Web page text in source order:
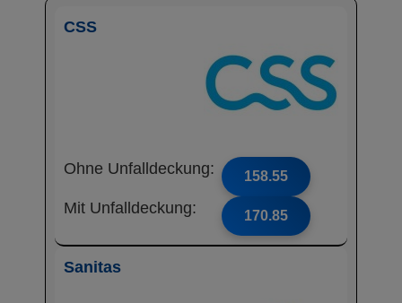
CSS
Ohne Unfalldeckung: 158.55
Mit Unfalldeckung: 170.85
Sanitas